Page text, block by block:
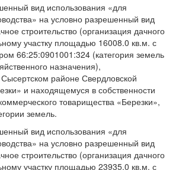
вид использования «для
на условно разрешенный вид
строительство (организация дачного
участку площадью 16008.0 кв.м. с
66:25:0901001:324 (категория земель
назначения),
районе Свердловской
и находящемуся в собственности
товарищества «Березки»,
земель.
вид использования «для
на условно разрешенный вид
строительство (организация дачного
участку площадью 23935.0 кв.м. с